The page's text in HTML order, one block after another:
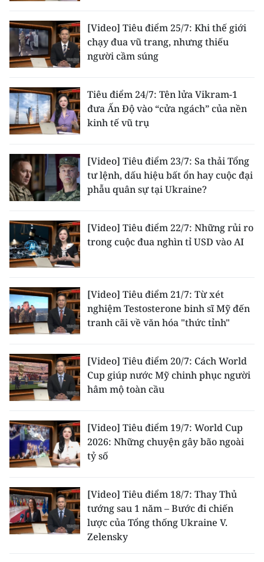
中文
FRANÇAIS
РУССКИЙ
ESPAÑOL
[Video] Tiêu điểm 25/7: Khi thế giới
chạy đua vũ trang, nhưng thiếu
người cầm súng
Tiêu điểm 24/7: Tên lửa Vikram-1
đưa Ấn Độ vào “cửa ngách” của nền
kinh tế vũ trụ
[Video] Tiêu điểm 23/7: Sa thải Tổng
tư lệnh, dấu hiệu bất ổn hay cuộc đại
phẫu quân sự tại Ukraine?
[Video] Tiêu điểm 22/7: Những rủi ro
trong cuộc đua nghìn tỉ USD vào AI
[Video] Tiêu điểm 21/7: Từ xét
nghiệm Testosterone binh sĩ Mỹ đến
tranh cãi về văn hóa "thức tỉnh"
[Video] Tiêu điểm 20/7: Cách World
Cup giúp nước Mỹ chinh phục người
hâm mộ toàn cầu
[Video] Tiêu điểm 19/7: World Cup
2026: Những chuyện gây bão ngoài
tỷ số
[Video] Tiêu điểm 18/7: Thay Thủ
tướng sau 1 năm – Bước đi chiến
lược của Tổng thống Ukraine V.
Zelensky